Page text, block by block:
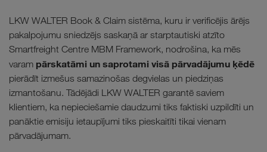
LKW WALTER Book & Claim sistēma, kuru ir verificējis ārējs
pakalpojumu sniedzējs saskaņā ar starptautiski atzīto
Smartfreight Centre MBM Framework, nodrošina, ka mēs
varam pārskatāmi un saprotami visā pārvadājumu ķēdē
pierādīt izmešus samazinošas degvielas un piedziņas
izmantošanu. Tādējādi LKW WALTER garantē saviem
klientiem, ka nepieciešamie daudzumi tiks faktiski uzpildīti un
panāktie emisiju ietaupījumi tiks pieskaitīti tikai vienam
pārvadājumam.